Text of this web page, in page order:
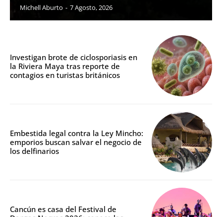
Michell Aburto - 7 Agosto, 2026
Investigan brote de ciclosporiasis en
la Riviera Maya tras reporte de
contagios en turistas británicos
Embestida legal contra la Ley Mincho:
emporios buscan salvar el negocio de
los delfinarios
Cancún es casa del Festival de